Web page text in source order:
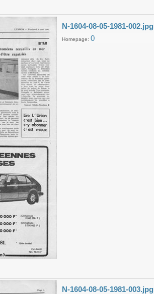
N-1604-08-05-1981-002.jpg
Homepage: 0
N-1604-08-05-1981-003.jpg